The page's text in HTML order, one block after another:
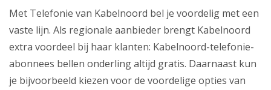
Internet
Televisie
Telefonie
Met Telefonie van Kabelnoord bel je voordelig met een
vaste lijn. Als regionale aanbieder brengt Kabelnoord
extra voordeel bij haar klanten: Kabelnoord-telefonie-
abonnees bellen onderling altijd gratis. Daarnaast kun
je bijvoorbeeld kiezen voor de voordelige opties van